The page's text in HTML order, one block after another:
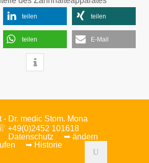
teilen teilen
teilen E-Mail
- Dr. medic Stom. Mona
+49(0)2452 101618
Datenschutz
➥ ändern
➥ Historie